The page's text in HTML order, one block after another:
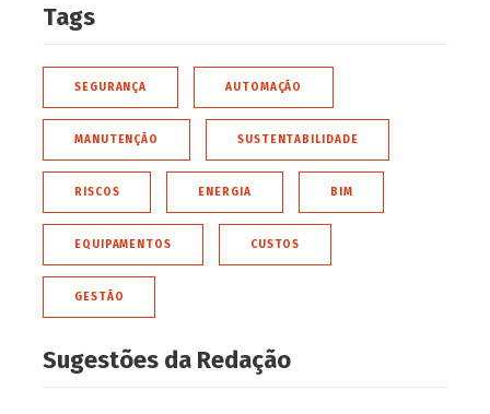
Tags
SEGURANÇA AUTOMAÇÃO
MANUTENÇÃO SUSTENTABILIDADE
RISCOS ENERGIA BIM
EQUIPAMENTOS CUSTOS
GESTÃO
Sugestões da Redação